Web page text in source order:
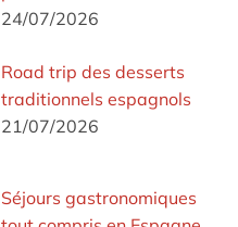
24/07/2026
Road trip des desserts
traditionnels espagnols
21/07/2026
Séjours gastronomiques